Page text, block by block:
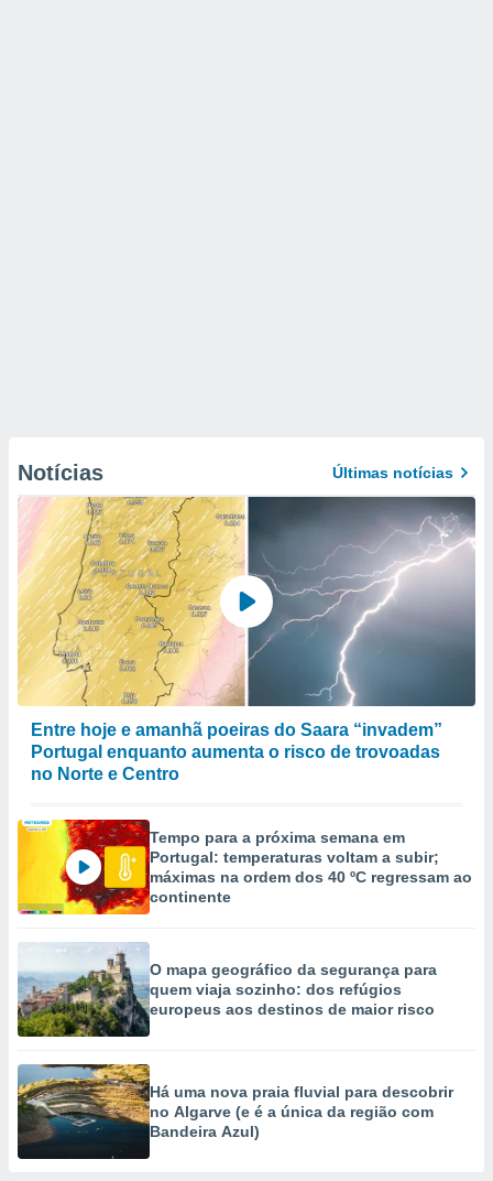
Notícias Últimas notícias
Entre hoje e amanhã poeiras do Saara “invadem”
Portugal enquanto aumenta o risco de trovoadas
no Norte e Centro
Tempo para a próxima semana em
Portugal: temperaturas voltam a subir;
máximas na ordem dos 40 ºC regressam ao
continente
O mapa geográfico da segurança para
quem viaja sozinho: dos refúgios
europeus aos destinos de maior risco
Há uma nova praia fluvial para descobrir
no Algarve (e é a única da região com
Bandeira Azul)